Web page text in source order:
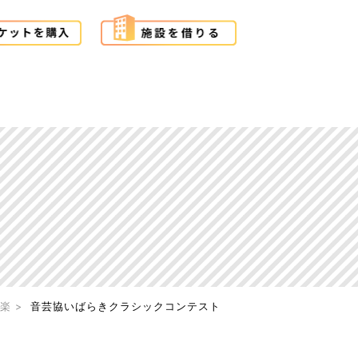
音芸協いばらきクラシックコンテスト